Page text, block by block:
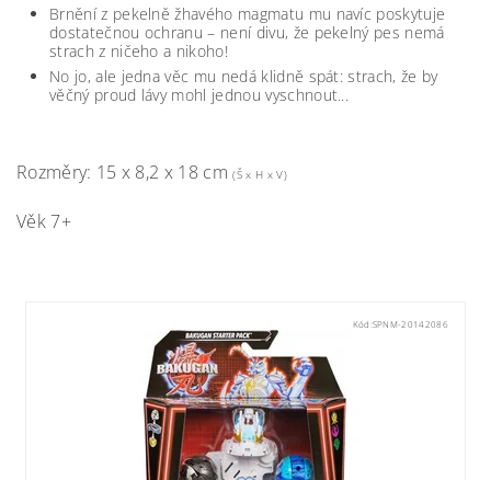
Brnění z pekelně žhavého magmatu mu navíc poskytuje
dostatečnou ochranu – není divu, že pekelný pes nemá
strach z ničeho a nikoho!
No jo, ale jedna věc mu nedá klidně spát: strach, že by
věčný proud lávy mohl jednou vyschnout...
Rozměry: 15 x 8,2 x 18 cm(Š x H x V)
Věk 7+
Kód: SPNM-20142086